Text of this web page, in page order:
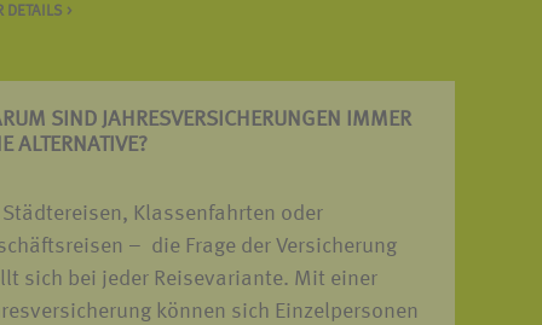
DETAILS >
SIND JAHRES­VERSICHERUNGEN IMMER
ALTERNATIVE?
Städtereisen, Klassenfahrten oder
– die Frage der Versicherung
sich bei jeder Reisevariante. Mit einer
können sich Einzelpersonen